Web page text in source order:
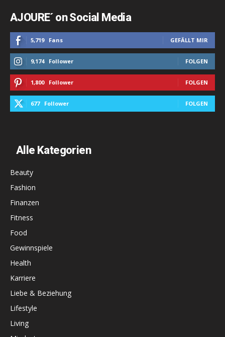
AJOURE´ on Social Media
5,719 Fans GEFÄLLT MIR
9,174 Follower FOLGEN
1,800 Follower FOLGEN
677 Follower FOLGEN
Alle Kategorien
Beauty
Fashion
Finanzen
Fitness
Food
Gewinnspiele
Health
Karriere
Liebe & Beziehung
Lifestyle
Living